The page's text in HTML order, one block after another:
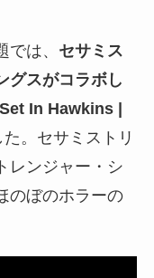
は、 セサミス
グスがコラボし
In Hawkins |
。セサミストリ
レンジャー・シ
のぼのホラーの